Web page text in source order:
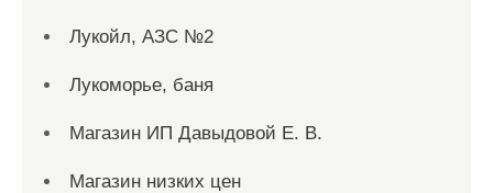
Лукойл, АЗС №2
Лукоморье, баня
Магазин ИП Давыдовой Е. В.
Магазин низких цен